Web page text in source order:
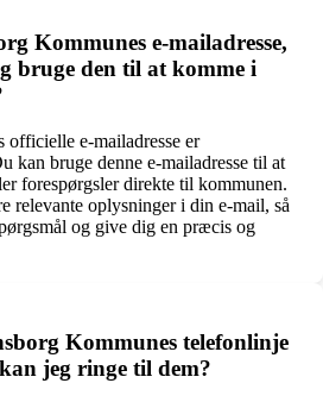
Kommunes e-mailadresse,
bruge den til at komme i
officielle e-mailadresse er
kan bruge denne e-mailadresse til at
forespørgsler direkte til kommunen.
relevante oplysninger i din e-mail, så
og give dig en præcis og
Kommunes telefonlinje
jeg ringe til dem?